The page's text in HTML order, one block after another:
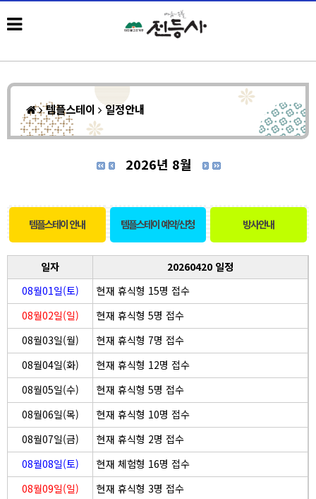
템플스테이 일정안내
2026년 8월
템플스테이 안내 템플스테이 예약/신청 방사안내
일자
20260420 일정
08월01일(토)
현재 휴식형 15명 접수
08월02일(일)
현재 휴식형 5명 접수
08월03일(월)
현재 휴식형 7명 접수
08월04일(화)
현재 휴식형 12명 접수
08월05일(수)
현재 휴식형 5명 접수
08월06일(목)
현재 휴식형 10명 접수
08월07일(금)
현재 휴식형 2명 접수
08월08일(토)
현재 체험형 16명 접수
08월09일(일)
현재 휴식형 3명 접수